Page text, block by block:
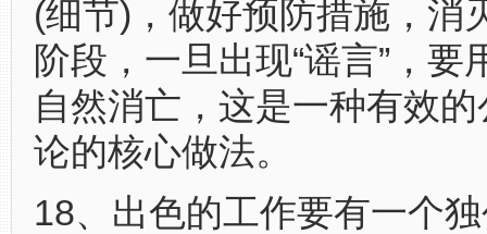
(细节)，做好预防措施，消
阶段，一旦出现“谣言”，要
自然消亡，这是一种有效
论的核心做法。
18、出色的工作要有一个